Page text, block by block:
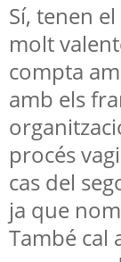
Sí, tenen
molt
compta
amb els
procés
cas del
ja que
També cal